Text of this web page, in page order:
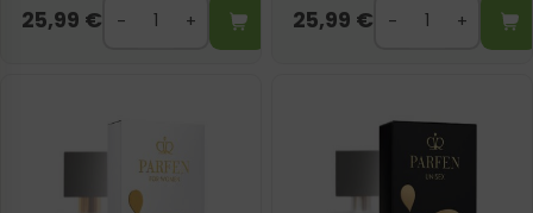
25,99 € 25,99 €